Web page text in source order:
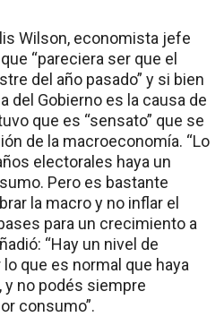
Wilson, economista jefe
“pareciera ser que el
del año pasado” y si bien
del Gobierno es la causa de
que es “sensato” que se
de la macroeconomía. “Lo
electorales haya un
Pero es bastante
la macro y no inflar el
para un crecimiento a
“Hay un nivel de
que es normal que haya
y no podés siempre
consumo”.